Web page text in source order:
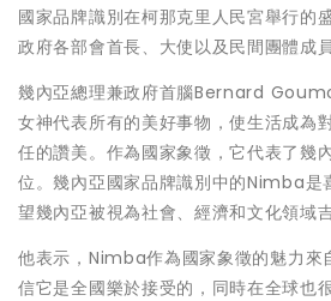
國家品牌識別在柯那克里人民宮舉行的
政府各部會首長、大使以及民間團體成
幾內亞總理兼政府首腦Bernard
女神代表所有的美好事物，使生活成為
任的讚美。作為國家象徵，它代表了幾
位。幾內亞國家品牌識別中的Nimba是
望幾內亞被視為社會、經濟和文化領域
他表示，Nimba作為國家象徵的魅力來
信它是全國樂於接受的，同時在全球也